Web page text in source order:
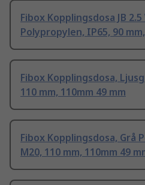
Fibox Kopplingsdosa JB
Polypropylen, IP65, 90
Fibox Kopplingsdosa,
110 mm, 110mm 49 mm
Fibox Kopplingsdosa, Grå
M20, 110 mm, 110mm 49